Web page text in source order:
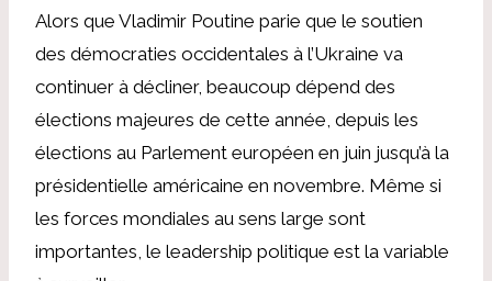
Alors que Vladimir Poutine parie que le soutien
des démocraties occidentales à l’Ukraine va
continuer à décliner, beaucoup dépend des
élections majeures de cette année, depuis les
élections au Parlement européen en juin jusqu’à la
présidentielle américaine en novembre. Même si
les forces mondiales au sens large sont
importantes, le leadership politique est la variable